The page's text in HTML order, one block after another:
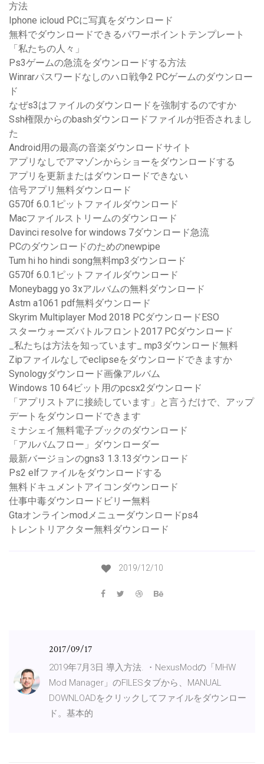
方法
Iphone icloud PCに写真をダウンロード
無料でダウンロードできるパワーポイントテンプレート
「私たちの人々」
Ps3ゲームの急流をダウンロードする方法
Winrarパスワードなしのハロ戦争2 PCゲームのダウンロー
ド
なぜs3はファイルのダウンロードを強制するのですか
Ssh権限からのbashダウンロードファイルが拒否されまし
た
Android用の最高の音楽ダウンロードサイト
アプリなしでアマゾンからショーをダウンロードする
アプリを更新またはダウンロードできない
信号アプリ無料ダウンロード
G570f 6.0.1ピットファイルダウンロード
Macファイルストリームのダウンロード
Davinci resolve for windows 7ダウンロード急流
PCのダウンロードのためのnewpipe
Tum hi ho hindi song無料mp3ダウンロード
G570f 6.0.1ピットファイルダウンロード
Moneybagg yo 3xアルバムの無料ダウンロード
Astm a1061 pdf無料ダウンロード
Skyrim Multiplayer Mod 2018 PCダウンロードESO
スターウォーズバトルフロント2017 PCダウンロード
_私たちは方法を知っています_ mp3ダウンロード無料
Zipファイルなしでeclipseをダウンロードできますか
Synologyダウンロード画像アルバム
Windows 10 64ビット用のpcsx2ダウンロード
「アプリストアに接続しています」と言うだけで、アップ
デートをダウンロードできます
ミナシェイ無料電子ブックのダウンロード
「アルバムフロー」ダウンローダー
最新バージョンのgns3 1.3.13ダウンロード
Ps2 elfファイルをダウンロードする
無料ドキュメントアイコンダウンロード
仕事中毒ダウンロードビリー無料
Gtaオンラインmodメニューダウンロードps4
トレントリアクター無料ダウンロード
2019/12/10
2017/09/17
2019年7月3日 導入方法. ・NexusModの「MHW
Mod Manager」のFILESタブから、MANUAL
DOWNLOADをクリックしてファイルをダウンロー
ド。基本的